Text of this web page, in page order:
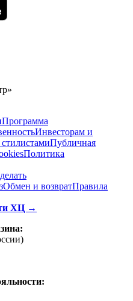
Программа
Инвесторам и
Публичная
Политика
Обмен и возвратПравила
ХЦ →